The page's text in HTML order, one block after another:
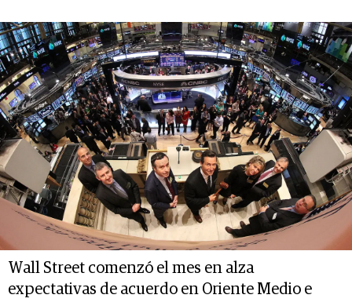
Wall Street comenzó el mes en alza
expectativas de acuerdo en Oriente Medio e